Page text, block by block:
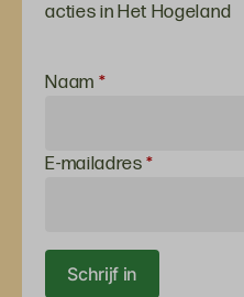
acties in Het Hogeland
Inschrijven
voor de
Naam *
E-mailadres*
Schrijf in